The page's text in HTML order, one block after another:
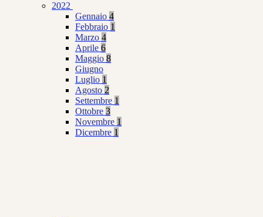
2022
Gennaio 4
Febbraio 1
Marzo 4
Aprile 6
Maggio 8
Giugno
Luglio 1
Agosto 2
Settembre 1
Ottobre 3
Novembre 1
Dicembre 1